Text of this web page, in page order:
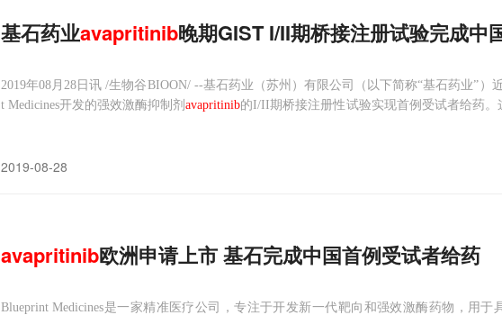
基石药业avapritinib晚期GIST I/II期桥接注册试验完成中
2019年08月28日讯 /生物谷BIOON/ --基石药业（苏州）有限公司（以下简称“基石药业”）
t Medicines开发的强效激酶抑制剂 avapritinib的I/II期桥接注册性试验实现首例受试者给药。
2019-08-28
avapritinib欧洲申请上市 基石完成中国首例受试者给药
Blueprint Medicines是一家精准医疗公司，专注于开发新一代靶向和强效激酶药物，用于